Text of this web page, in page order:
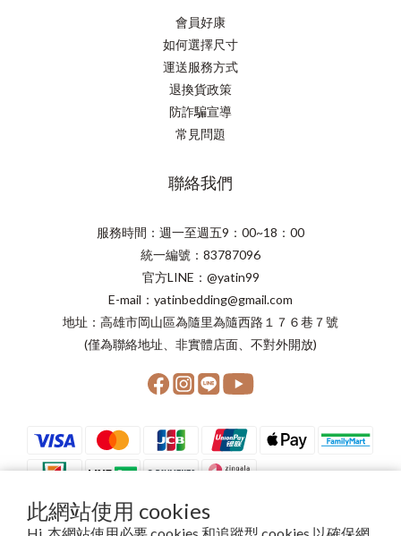
此網站使用 cookies
會員好康
如何選擇尺寸
運送服務方式
退換貨政策
防詐騙宣導
常見問題
聯絡我們
服務時間：週一至週五9：00~18：00
統一編號：83787096
官方LINE：@yatin99
E-mail：yatinbedding@gmail.com
地址：高雄市岡山區為隨里為隨西路１７６巷７號
(僅為聯絡地址、非實體店面、不對外開放)